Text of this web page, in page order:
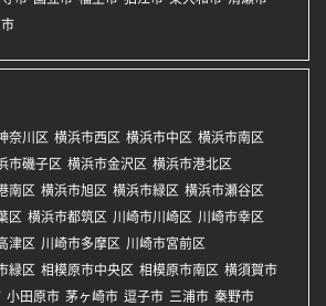
奈川区 横浜市西区 横浜市中区 横浜市南区
市磯子区 横浜市金沢区 横浜市港北区
南区 横浜市旭区 横浜市緑区 横浜市瀬谷区
区 横浜市都筑区 川崎市川崎区 川崎市幸区
津区 川崎市多摩区 川崎市宮前区
緑区 相模原市中央区 相模原市南区 横須賀市
小田原市 茅ヶ崎市 逗子市 三浦市 秦野市